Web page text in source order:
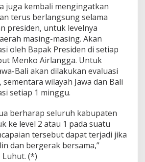
juga kembali mengingatkan
terus berlangsung selama
presiden, untuk levelnya
masing-masing. Akan
oleh Bapak Presiden di setiap
Menko Airlangga. Untuk
Bali akan dilakukan evaluasi
wilayah Jawa dan Bali
setiap 1 minggu.
berharap seluruh kabupaten
ke level 2 atau 1 pada suatu
tersebut dapat terjadi jika
dan bergerak bersama,”
(*)